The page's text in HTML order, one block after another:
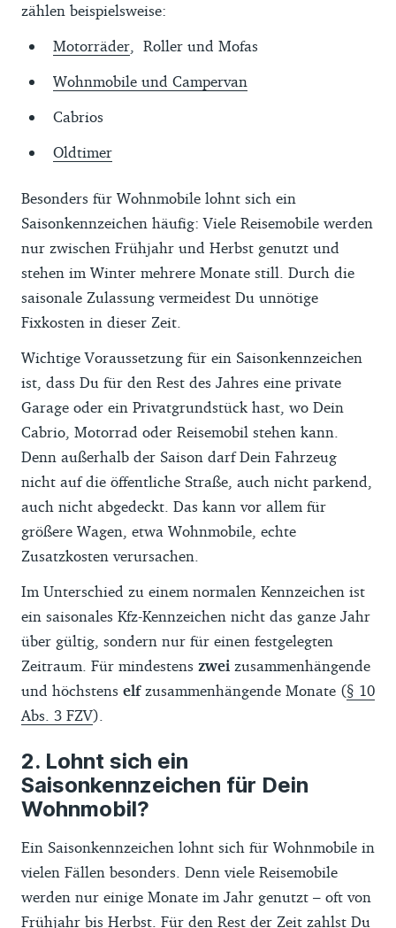
zählen beispielsweise:
Motorräder , Roller und Mofas
Wohnmobile und Campervan
Cabrios
Oldtimer
Besonders für Wohnmobile lohnt sich ein
Saisonkennzeichen häufig: Viele Reisemobile werden
nur zwischen Frühjahr und Herbst genutzt und
stehen im Winter mehrere Monate still. Durch die
saisonale Zulassung vermeidest Du unnötige
Fixkosten in dieser Zeit.
Wichtige Voraussetzung für ein Saisonkennzeichen
ist, dass Du für den Rest des Jahres eine private
Garage oder ein Privatgrundstück hast, wo Dein
Cabrio, Motorrad oder Reisemobil stehen kann.
Denn außerhalb der Saison darf Dein Fahrzeug
nicht auf die öffentliche Straße, auch nicht parkend,
auch nicht abgedeckt. Das kann vor allem für
größere Wagen, etwa Wohnmobile, echte
Zusatzkosten verursachen.
Im Unterschied zu einem normalen Kennzeichen ist
ein saisonales Kfz-Kennzeichen nicht das ganze Jahr
über gültig, sondern nur für einen festgelegten
Zeitraum. Für mindestens zwei zusammenhängende
und höchstens elf zusammenhängende Monate (§ 10
Abs. 3 FZV).
Lohnt sich ein
Saisonkennzeichen für Dein
Wohnmobil?
Ein Saisonkennzeichen lohnt sich für Wohnmobile in
vielen Fällen besonders. Denn viele Reisemobile
werden nur einige Monate im Jahr genutzt – oft von
Frühjahr bis Herbst. Für den Rest der Zeit zahlst Du